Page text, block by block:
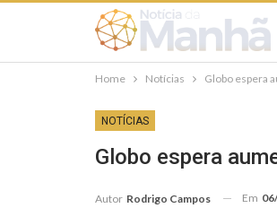
Home Notícias Globo espera
NOTÍCIAS
Globo espera
Autor Rodrigo Campos Em